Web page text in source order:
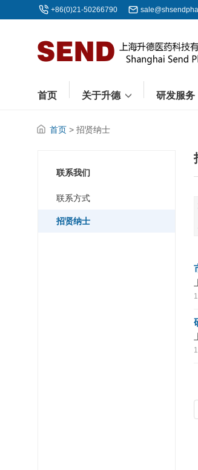
+86(0)21-50266790
首页 关于升德 研发服务
首页 > 招贤纳士
联系我们
联系方式
招贤纳士